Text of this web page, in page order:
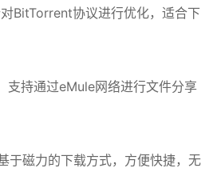
协议进行优化，适合下
持通过eMule网络进行文件分享
磁力的下载方式，方便快捷，无